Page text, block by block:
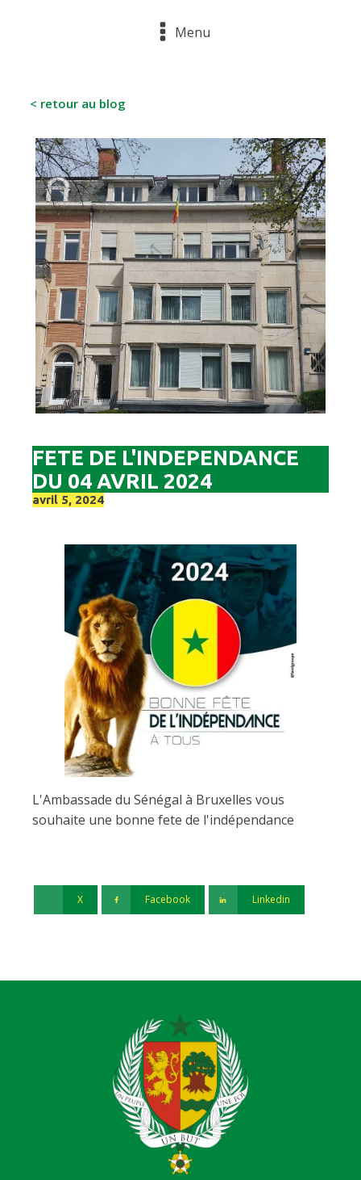
Menu
< retour au blog
FETE DE L'INDEPENDANCE
DU 04 AVRIL 2024
avril 5, 2024
L'Ambassade du Sénégal à Bruxelles vous
souhaite une bonne fete de l'indépendance
X Facebook Linkedin